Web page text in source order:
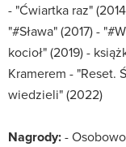
- "Ćwiartka raz"
"#Sława" (2017) -
kocioł" (2019) -
Kramerem - "Reset.
wiedzieli" (2022)
Nagrody:-